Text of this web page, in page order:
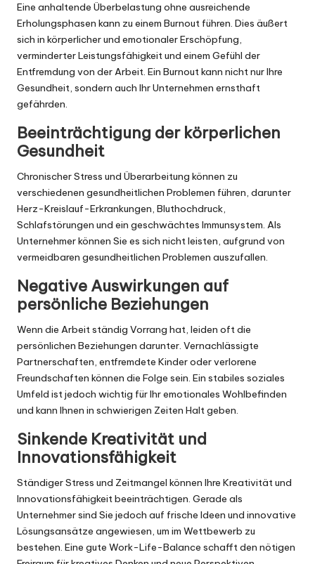
Eine anhaltende Überbelastung ohne ausreichende
Erholungsphasen kann zu einem Burnout führen. Dies äußert
sich in körperlicher und emotionaler Erschöpfung,
verminderter Leistungsfähigkeit und einem Gefühl der
Entfremdung von der Arbeit. Ein Burnout kann nicht nur Ihre
Gesundheit, sondern auch Ihr Unternehmen ernsthaft
gefährden.
Beeinträchtigung der körperlichen
Gesundheit
Chronischer Stress und Überarbeitung können zu
verschiedenen gesundheitlichen Problemen führen, darunter
Herz-Kreislauf-Erkrankungen, Bluthochdruck,
Schlafstörungen und ein geschwächtes Immunsystem. Als
Unternehmer können Sie es sich nicht leisten, aufgrund von
vermeidbaren gesundheitlichen Problemen auszufallen.
Negative Auswirkungen auf
persönliche Beziehungen
Wenn die Arbeit ständig Vorrang hat, leiden oft die
persönlichen Beziehungen darunter. Vernachlässigte
Partnerschaften, entfremdete Kinder oder verlorene
Freundschaften können die Folge sein. Ein stabiles soziales
Umfeld ist jedoch wichtig für Ihr emotionales Wohlbefinden
und kann Ihnen in schwierigen Zeiten Halt geben.
Sinkende Kreativität und
Innovationsfähigkeit
Ständiger Stress und Zeitmangel können Ihre Kreativität und
Innovationsfähigkeit beeinträchtigen. Gerade als
Unternehmer sind Sie jedoch auf frische Ideen und innovative
Lösungsansätze angewiesen, um im Wettbewerb zu
bestehen. Eine gute Work-Life-Balance schafft den nötigen